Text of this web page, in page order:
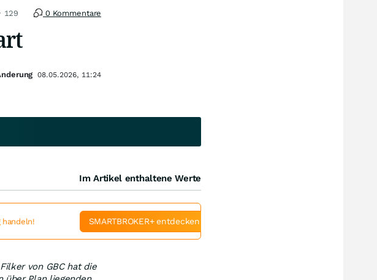
129 0 Kommentare
von GBC hat die
08.05.2026, 11:24
Im Artikel enthaltene Werte
handeln! SMARTBROKER+ entdecken